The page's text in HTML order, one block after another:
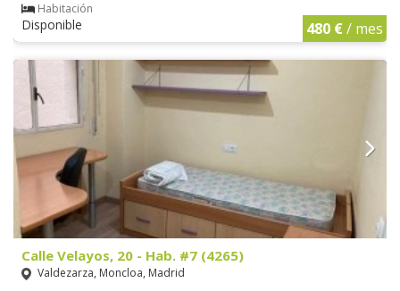
Habitación
Disponible 480 €/ mes
Calle Velayos, 20 - Hab. #7 (4265)
Valdezarza, Moncloa, Madrid